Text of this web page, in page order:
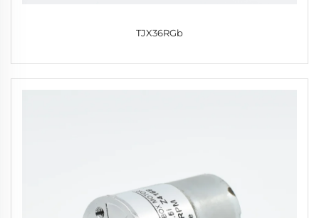
TJX36RGb